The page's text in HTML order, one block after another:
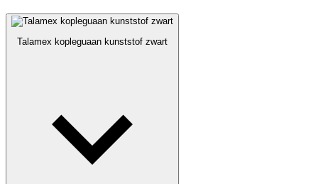
Talamex kopleguaan kunststof zwart